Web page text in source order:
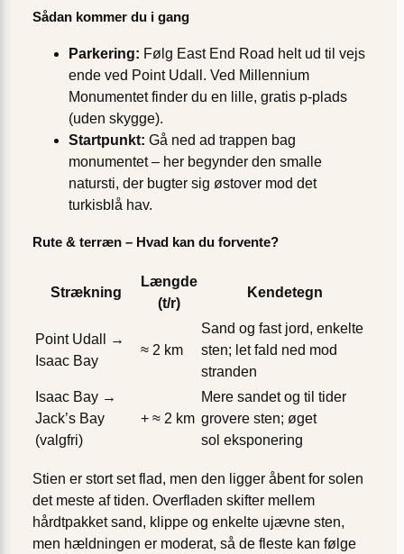
Sådan kommer du i gang
Parkering: Følg East End Road helt ud til vejs
ende ved Point Udall. Ved Millennium
Monumentet finder du en lille, gratis p-plads
(uden skygge).
Startpunkt: Gå ned ad trappen bag
monumentet – her begynder den smalle
natursti, der bugter sig østover mod det
turkisblå hav.
Rute & terræn – Hvad kan du forvente?
Strækning
Længde
(t/r)
Kendetegn
Point Udall →
Isaac Bay
≈ 2 km
Sand og fast jord, enkelte
sten; let fald ned mod
stranden
Isaac Bay →
Jack’s Bay
(valgfri)
+ ≈ 2 km
Mere sandet og til tider
grovere sten; øget
sol eksponering
Stien er stort set flad, men den ligger åbent for solen
det meste af tiden. Overfladen skifter mellem
hårdtpakket sand, klippe og enkelte ujævne sten,
men hældningen er moderat, så de fleste kan følge